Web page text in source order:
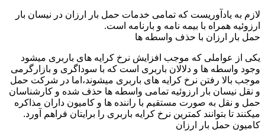
لازم به یادآوریست که تمامی خدمات حمل بار ارزان در نیسان بار
ارزوئیه همراه با بیمه نامه و بارنامه است.
حمل بار ارزان با حذف واسطه ها
یکی از عواملی که موجب افزایش نرخ کرایه های باربری میشود
وجود واسطه ها و دلالان باربری است که با سوداگری و بازارگرمی
موجب بالا رفتن نرخ کرایه های باربری میشوند،اما در شرکت حمل
و نقل نیسان بار ارزوئیه تمامی واسطه ها حذف شده و کارشناسان
حمل و نقل به صورت مستقیم با راننده ها و کامیون داران مذاکره
میکنند تا بتوانند کمترین نرخ کرایه باربری را برایتان فراهم آورد.
کامیون حمل بار ارزان